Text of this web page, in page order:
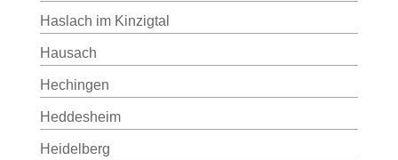
Haslach im Kinzigtal
Hausach
Hechingen
Heddesheim
Heidelberg